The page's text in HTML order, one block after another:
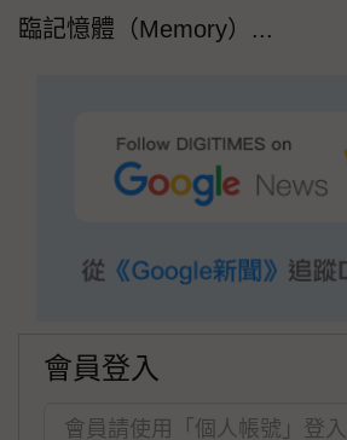
臨記憶體（Memory）...
會員登入